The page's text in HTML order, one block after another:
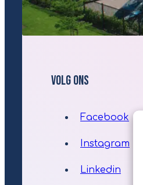
Volg ons
Facebook
Instagram
Linkedin